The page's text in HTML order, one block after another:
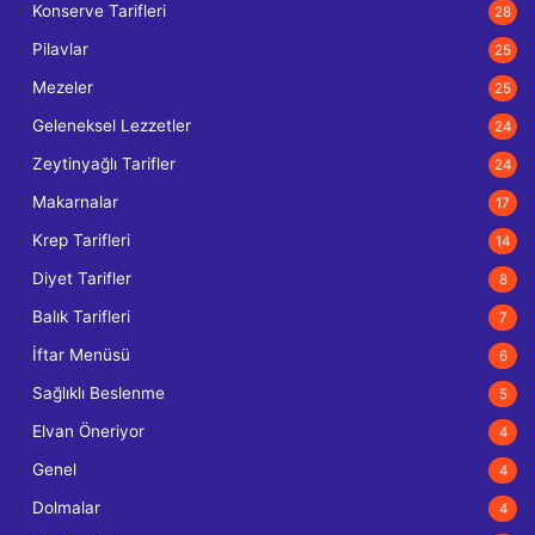
Konserve Tarifleri 28
Pilavlar 25
Mezeler 25
Geleneksel Lezzetler 24
Zeytinyağlı Tarifler 24
Makarnalar 17
Krep Tarifleri 14
Diyet Tarifler 8
Balık Tarifleri 7
İftar Menüsü 6
Sağlıklı Beslenme 5
Elvan Öneriyor 4
Genel 4
Dolmalar 4